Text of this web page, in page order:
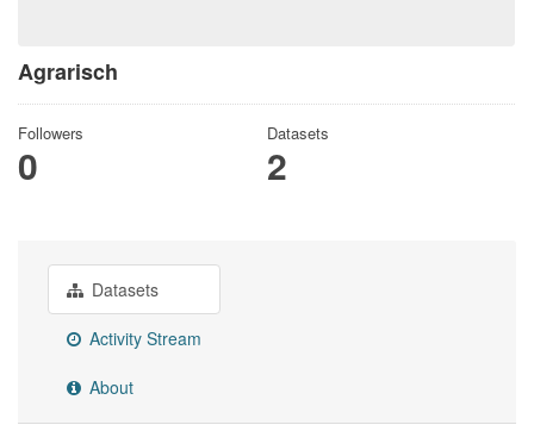
Agrarisch
Followers
0
Datasets
2
Datasets
Activity Stream
About